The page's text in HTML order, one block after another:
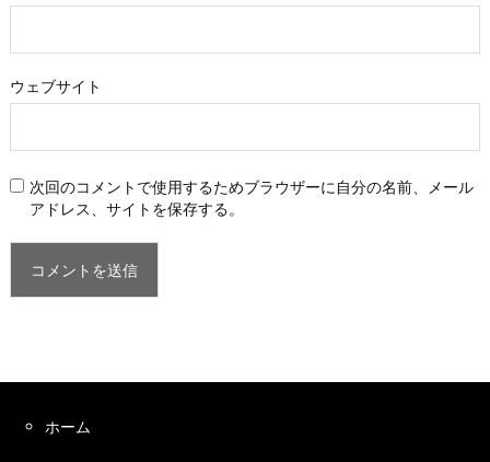
ウェブサイト
次回のコメントで使用するためブラウザーに自分の名前、メール
アドレス、サイトを保存する。
ホーム